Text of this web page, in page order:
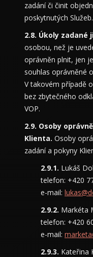
zadání či činit
poskytnutých Služeb.
Úkoly zadané
osobou, než je
oprávněn plnit, jen
souhlas oprávněné
V takovém případě
bez zbytečného
VOP.
Osoby
Klienta. Osoby
zadání a pokyny
Lukáš
telefon: +420
e-mail:
Markéta
telefon: +420
e-mail:
Kateřina